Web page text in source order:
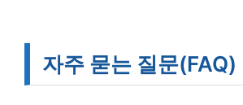
자주 묻는 질문(FAQ)